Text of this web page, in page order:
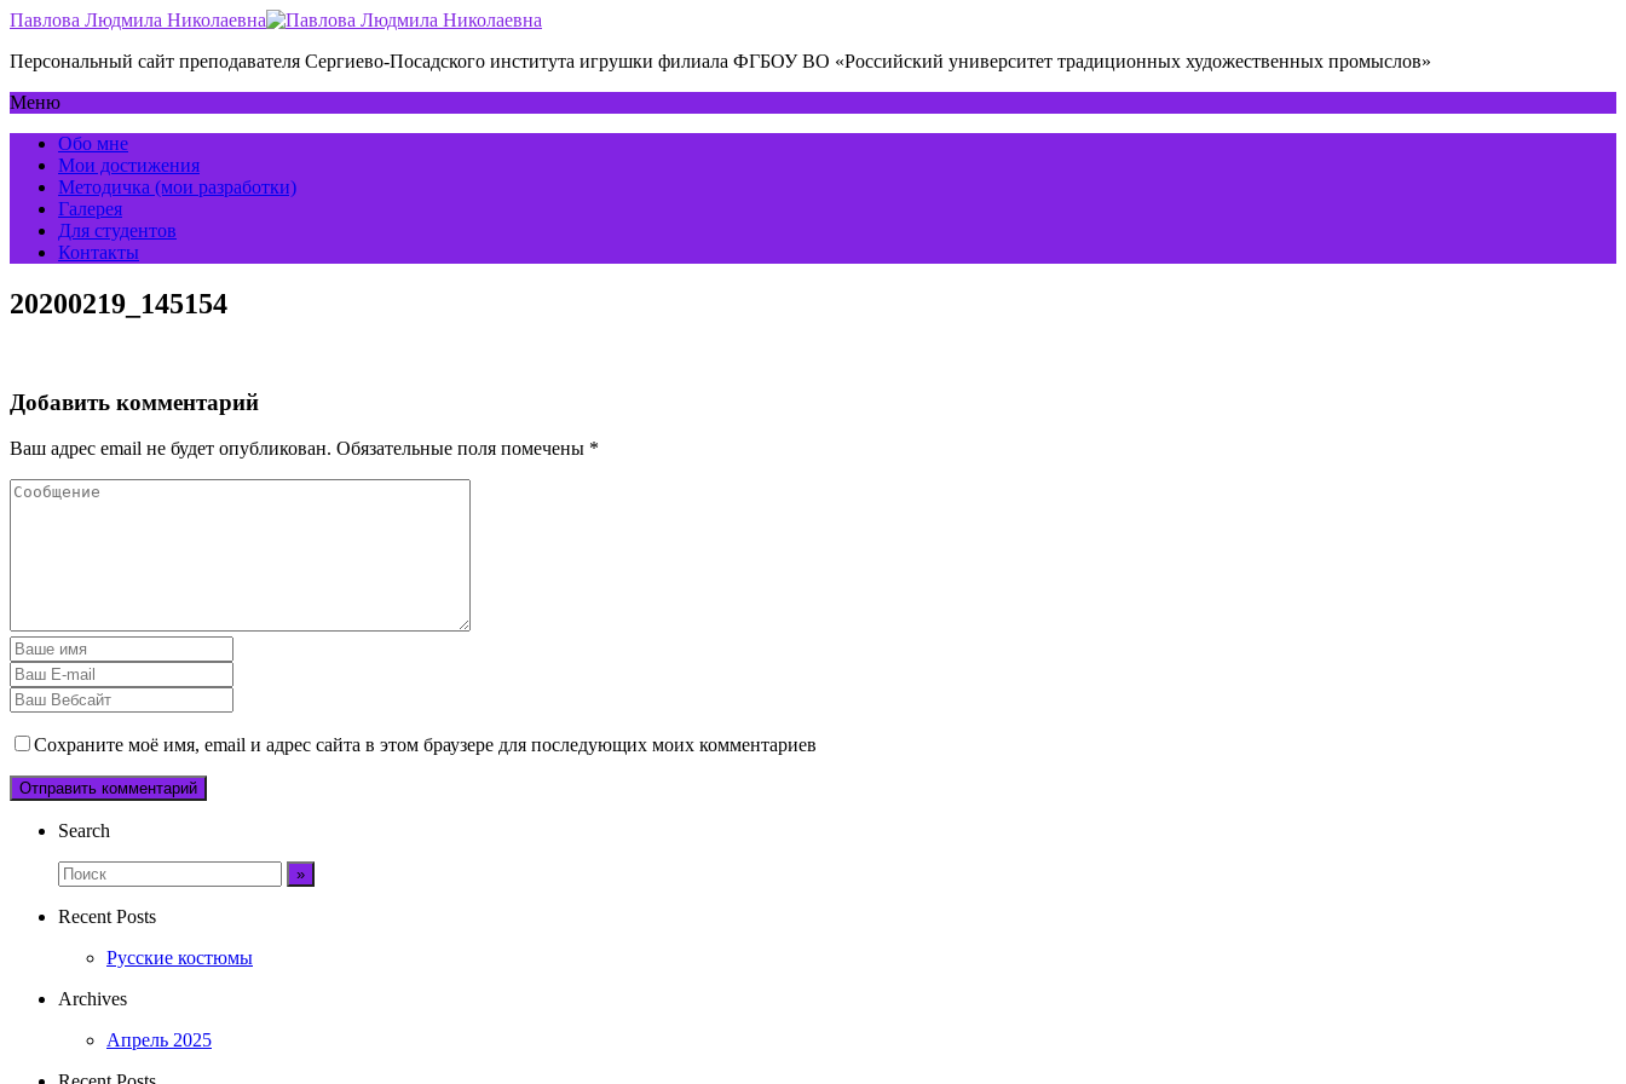
Павлова Людмила Николаевна
Персональный сайт преподавателя Сергиево-Посадского института игрушки филиала ФГБОУ ВО «Российский университет традиционных художественных промыслов»
Меню
Обо мне
Мои достижения
Методичка (мои разработки)
Галерея
Для студентов
Контакты
20200219_145154
Добавить комментарий
Ваш адрес email не будет опубликован. Обязательные поля помечены *
Сохраните моё имя, email и адрес сайта в этом браузере для последующих моих комментариев
Search
Recent Posts
Русские костюмы
Archives
Апрель 2025